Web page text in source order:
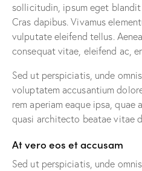
sollicitudin, ipsum eget
Cras dapibus. Vivamus
vulputate eleifend tellus.
consequat vitae, eleifend ac,
Sed ut perspiciatis, unde
voluptatem accusantium
rem aperiam eaque ipsa,
quasi architecto beatae vitae
At vero eos et accusam
Sed ut perspiciatis, unde